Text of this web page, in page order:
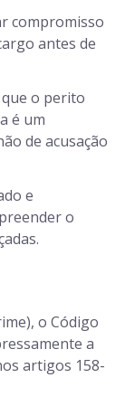
compromisso
antes de
que o perito
é um
de acusação
e
o
o Código
a
artigos 158-